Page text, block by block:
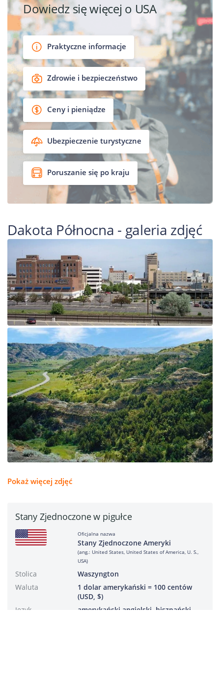
Dowiedz się więcej o USA
Praktyczne informacje
Zdrowie i bezpieczeństwo
Ceny i pieniądze
Ubezpieczenie turystyczne
Poruszanie się po kraju
Dakota Północna - galeria zdjęć
Pokaż więcej zdjęć
Stany Zjednoczone w pigułce
Oficjalna nazwa
Stany Zjednoczone Ameryki
(ang.: United States, United States of America, U. S.,
USA)
Stolica
Waszyngton
Waluta
1 dolar amerykański = 100 centów
(USD, $)
Język
amerykański angielski, hiszpański,